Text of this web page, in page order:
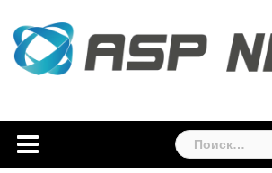
content
Найти: